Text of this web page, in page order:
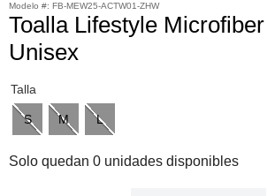
: FB-MEW25-ACTW01-ZHW
Toalla Lifestyle
Unisex
Talla
L
M
S
Solo quedan 0 unidades disponibles
7.
sandalias
8.
botas hombre
moab 3